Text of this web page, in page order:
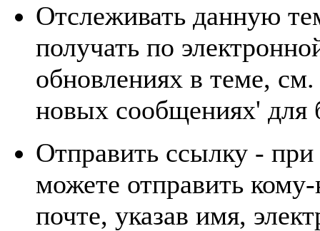
Отслеживать данную
получать по
обновлениях в теме,
новых сообщениях' для
Отправить ссылку -
можете отправить
почте, указав имя,